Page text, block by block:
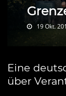
19 Okt.
Eine
über